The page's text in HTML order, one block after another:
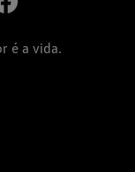
é a vida.